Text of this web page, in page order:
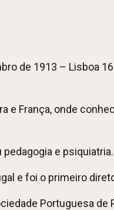
de 1913 – Lisboa
França, onde
e psiquiatria.
e foi o primeiro
Portuguesa